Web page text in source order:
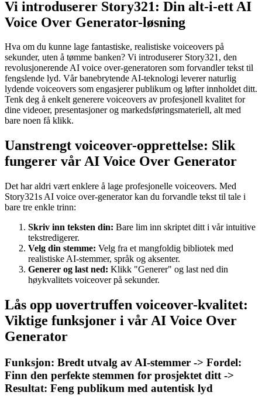
Vi introduserer Story321: Din alt-i-ett AI
Voice Over Generator-løsning
Hva om du kunne lage fantastiske, realistiske voiceovers på
sekunder, uten å tømme banken? Vi introduserer Story321, den
revolusjonerende AI voice over-generatoren som forvandler tekst til
fengslende lyd. Vår banebrytende AI-teknologi leverer naturlig
lydende voiceovers som engasjerer publikum og løfter innholdet ditt.
Tenk deg å enkelt generere voiceovers av profesjonell kvalitet for
dine videoer, presentasjoner og markedsføringsmateriell, alt med
bare noen få klikk.
Uanstrengt voiceover-opprettelse: Slik
fungerer vår AI Voice Over Generator
Det har aldri vært enklere å lage profesjonelle voiceovers. Med
Story321s AI voice over-generator kan du forvandle tekst til tale i
bare tre enkle trinn:
Skriv inn teksten din: Bare lim inn skriptet ditt i vår intuitive
tekstredigerer.
Velg din stemme: Velg fra et mangfoldig bibliotek med
realistiske AI-stemmer, språk og aksenter.
Generer og last ned: Klikk "Generer" og last ned din
høykvalitets voiceover på sekunder.
Lås opp uovertruffen voiceover-kvalitet:
Viktige funksjoner i vår AI Voice Over
Generator
Funksjon: Bredt utvalg av AI-stemmer -> Fordel:
Finn den perfekte stemmen for prosjektet ditt ->
Resultat: Feng publikum med autentisk lyd